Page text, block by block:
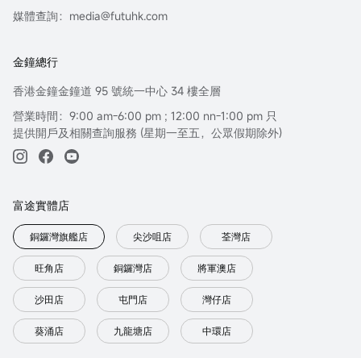
媒體查詢：media@futuhk.com
金鐘總行
香港金鐘金鐘道 95 號統一中心 34 樓全層
營業時間：9:00 am-6:00 pm ; 12:00 nn-1:00 pm 只
提供開戶及相關查詢服務 (星期一至五，公眾假期除外)
富途實體店
銅鑼灣旗艦店 尖沙咀店 荃灣店
旺角店 銅鑼灣店 將軍澳店
沙田店 屯門店 灣仔店
葵涌店 九龍塘店 中環店